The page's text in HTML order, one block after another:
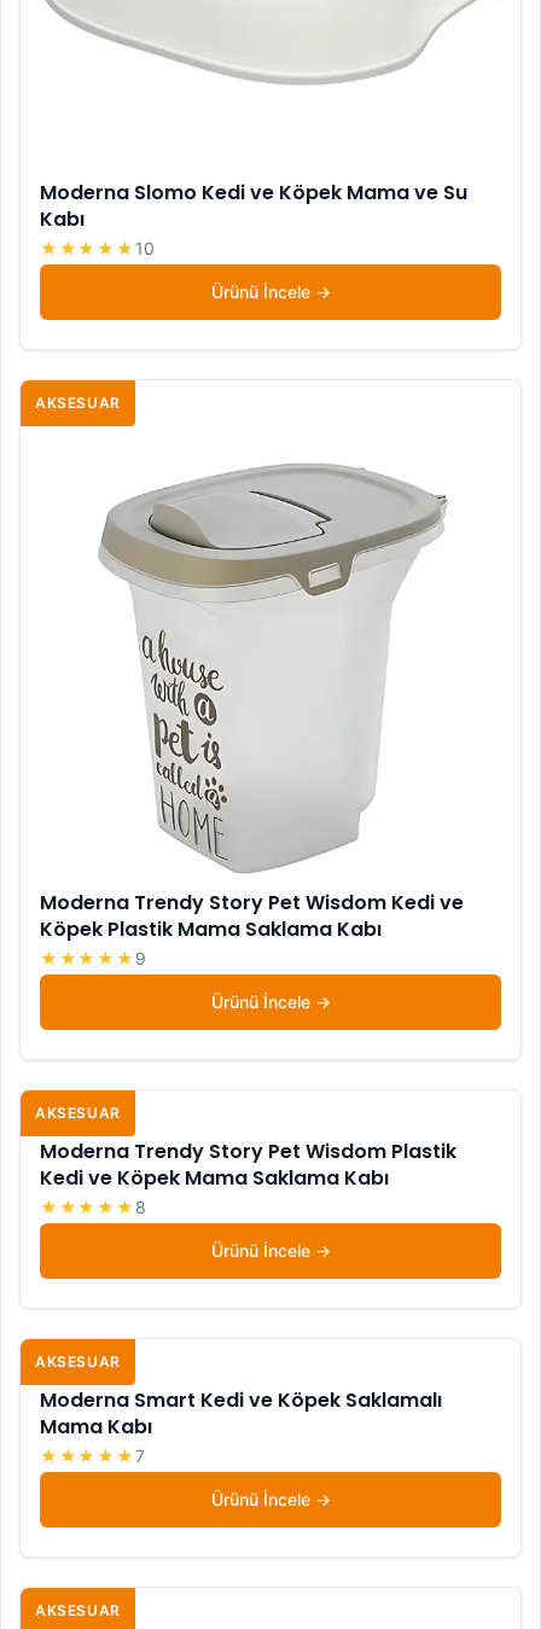
Moderna Slomo Kedi ve Köpek Mama ve Su
Kabı
★★★★★ 10
Ürünü İncele
AKSESUAR
Moderna Trendy Story Pet Wisdom Kedi ve
Köpek Plastik Mama Saklama Kabı
★★★★★ 9
Ürünü İncele
AKSESUAR
Moderna Trendy Story Pet Wisdom Plastik
Kedi ve Köpek Mama Saklama Kabı
★★★★★ 8
Ürünü İncele
AKSESUAR
Moderna Smart Kedi ve Köpek Saklamalı
Mama Kabı
★★★★★7
Ürünü İncele
AKSESUAR